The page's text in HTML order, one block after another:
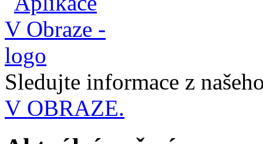
Sledujte informace z
V OBRAZE.